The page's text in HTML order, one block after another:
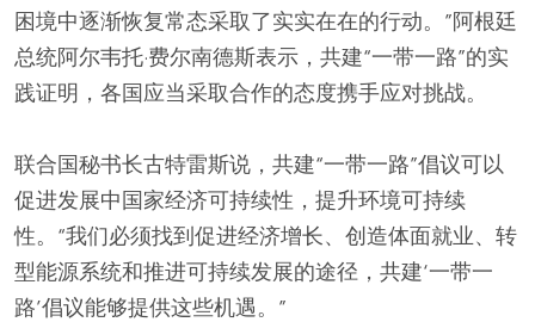
困境中逐渐恢复常态采取了实实在在的行动。”阿根廷
总统阿尔韦托·费尔南德斯表示，共建“一带一路”的实
践证明，各国应当采取合作的态度携手应对挑战。
联合国秘书长古特雷斯说，共建“一带一路”倡议可以
促进发展中国家经济可持续性，提升环境可持续
性。“我们必须找到促进经济增长、创造体面就业、转
型能源系统和推进可持续发展的途径，共建‘一带一
路’倡议能够提供这些机遇。”